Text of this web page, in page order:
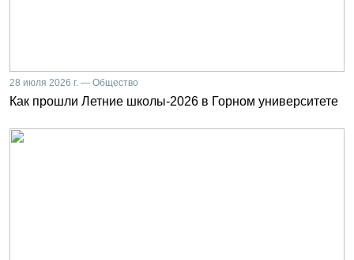
28 июля 2026 г. — Общество
Как прошли Летние школы-2026 в Горном университете